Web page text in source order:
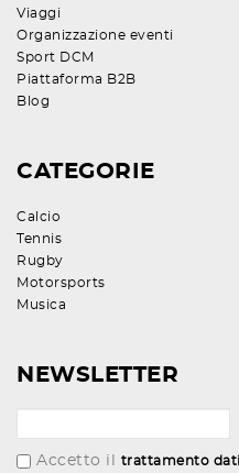
Viaggi
Organizzazione eventi
Sport DCM
Piattaforma B2B
Blog
CATEGORIE
Calcio
Tennis
Rugby
Motorsports
Musica
NEWSLETTER
Accetto il trattamento dati